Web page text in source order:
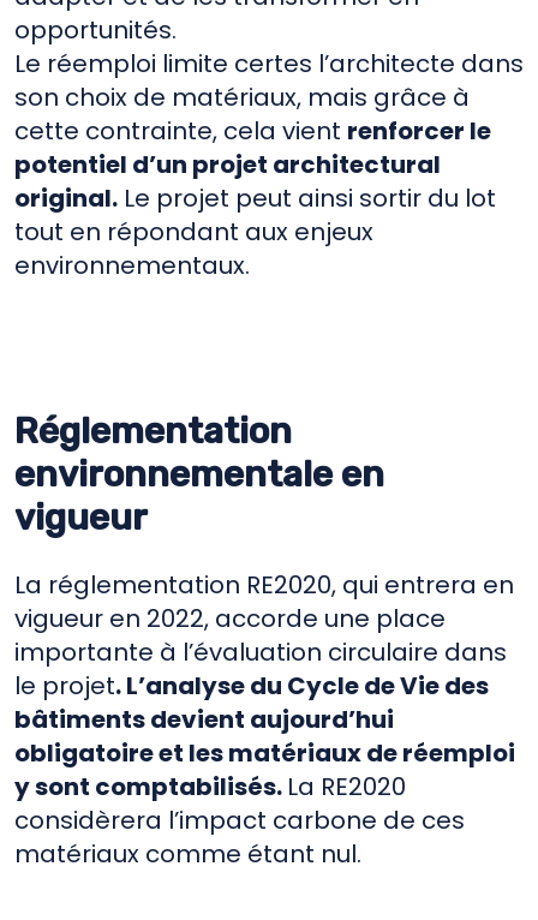
opportunités.
Le réemploi limite certes l’architecte dans
son choix de matériaux, mais grâce à
cette contrainte, cela vient renforcer le
potentiel d’un projet architectural
original. Le projet peut ainsi sortir du lot
tout en répondant aux enjeux
environnementaux.
Réglementation
environnementale en
vigueur
La réglementation RE2020, qui entrera en
vigueur en 2022, accorde une place
importante à l’évaluation circulaire dans
le projet. L’analyse du Cycle de Vie des
bâtiments devient aujourd’hui
obligatoire et les matériaux de réemploi
y sont comptabilisés. La RE2020
considèrera l’impact carbone de ces
matériaux comme étant nul.